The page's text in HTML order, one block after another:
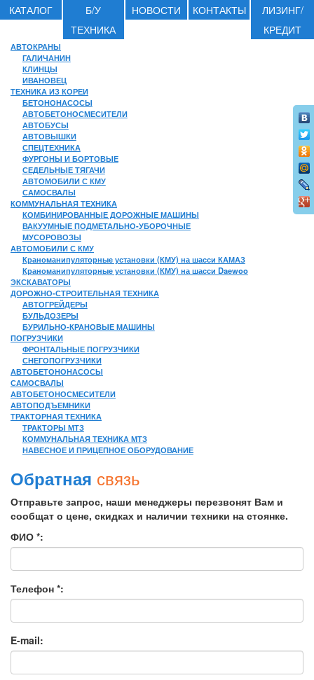
КАТАЛОГ
Б/У
ТЕХНИКА
НОВОСТИ КОНТАКТЫ
ЛИЗИНГ/
КРЕДИТ
АВТОКРАНЫ
ГАЛИЧАНИН
КЛИНЦЫ
ИВАНОВЕЦ
ТЕХНИКА ИЗ КОРЕИ
БЕТОНОНАСОСЫ
АВТОБЕТОНОСМЕСИТЕЛИ
АВТОБУСЫ
АВТОВЫШКИ
СПЕЦТЕХНИКА
ФУРГОНЫ И БОРТОВЫЕ
СЕДЕЛЬНЫЕ ТЯГАЧИ
АВТОМОБИЛИ С КМУ
САМОСВАЛЫ
КОММУНАЛЬНАЯ ТЕХНИКА
КОМБИНИРОВАННЫЕ ДОРОЖНЫЕ МАШИНЫ
ВАКУУМНЫЕ ПОДМЕТАЛЬНО-УБОРОЧНЫЕ
МУСОРОВОЗЫ
АВТОМОБИЛИ С КМУ
Краноманипуляторные установки (КМУ) на шасси КАМАЗ
Краноманипуляторные установки (КМУ) на шасси Daewoo
ЭКСКАВАТОРЫ
ДОРОЖНО-СТРОИТЕЛЬНАЯ ТЕХНИКА
АВТОГРЕЙДЕРЫ
БУЛЬДОЗЕРЫ
БУРИЛЬНО-КРАНОВЫЕ МАШИНЫ
ПОГРУЗЧИКИ
ФРОНТАЛЬНЫЕ ПОГРУЗЧИКИ
СНЕГОПОГРУЗЧИКИ
АВТОБЕТОНОНАСОСЫ
САМОСВАЛЫ
АВТОБЕТОНОСМЕСИТЕЛИ
АВТОПОДЪЕМНИКИ
ТРАКТОРНАЯ ТЕХНИКА
ТРАКТОРЫ МТЗ
КОММУНАЛЬНАЯ ТЕХНИКА МТЗ
НАВЕСНОЕ И ПРИЦЕПНОЕ ОБОРУДОВАНИЕ
Обратная связь
Отправьте запрос, наши менеджеры перезвонят Вам и
сообщат о цене, скидках и наличии техники на стоянке.
ФИО *:
Телефон *:
E-mail: